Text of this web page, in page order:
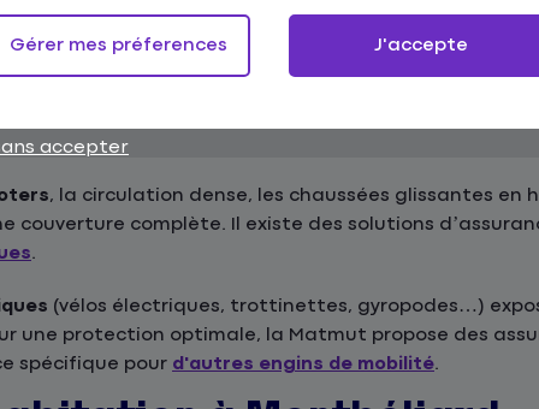
difficile et sinistres nécessitent une assurance
, la circulation dense, les chaussées glissantes en
couverture complète. Il existe des solutions
.
(vélos électriques, trottinettes, gyropodes…)
une protection optimale, la Matmut propose des
spécifique pour d'autres engins de mobilité.
accepter
Gérer mes préferences J'accepte